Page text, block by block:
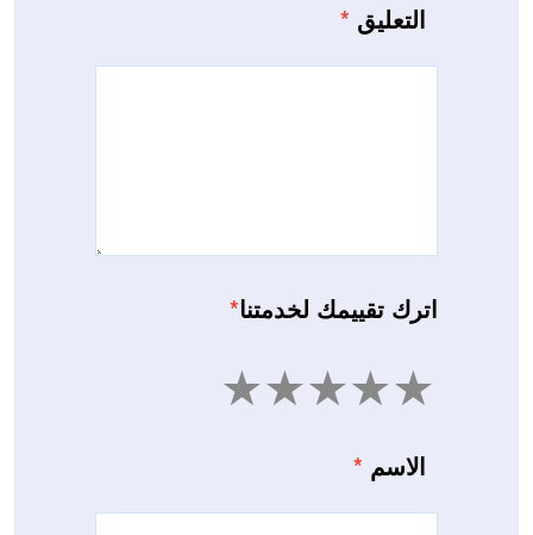
التعليق *
اترك تقييمك لخدمتنا*
4 3 2 1
الاسم *